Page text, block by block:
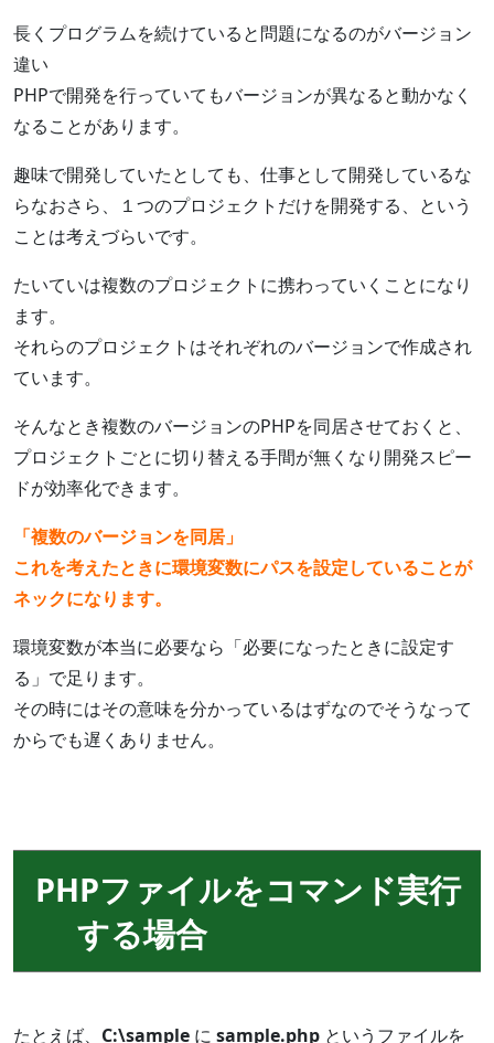
長くプログラムを続けていると問題になるのがバージョン
違い
PHPで開発を行っていてもバージョンが異なると動かなく
なることがあります。
趣味で開発していたとしても、仕事として開発しているな
らなおさら、１つのプロジェクトだけを開発する、という
ことは考えづらいです。
たいていは複数のプロジェクトに携わっていくことになり
ます。
それらのプロジェクトはそれぞれのバージョンで作成され
ています。
そんなとき複数のバージョンのPHPを同居させておくと、
プロジェクトごとに切り替える手間が無くなり開発スピー
ドが効率化できます。
「複数のバージョンを同居」
これを考えたときに環境変数にパスを設定していることが
ネックになります。
環境変数が本当に必要なら「必要になったときに設定す
る」で足ります。
その時にはその意味を分かっているはずなのでそうなって
からでも遅くありません。
PHPファイルをコマンド実行
する場合
たとえば、 C:\sample に sample.php というファイルを